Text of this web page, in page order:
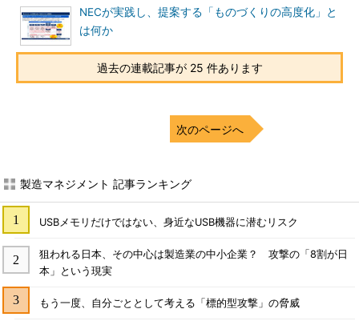
NECが実践し、提案する「ものづくりの高度化」と
は何か
過去の連載記事が 25 件あります
次のページへ
製造マネジメント 記事ランキング
USBメモリだけではない、身近なUSB機器に潜むリスク
狙われる日本、その中心は製造業の中小企業？ 攻撃の「8割が日
本」という現実
もう一度、自分ごととして考える「標的型攻撃」の脅威